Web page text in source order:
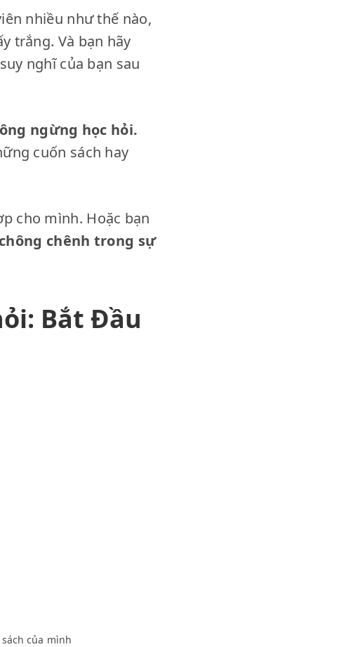
nhiều như thế nào,
trắng. Và bạn hãy
nghĩ của bạn sau
ngừng học hỏi.
cuốn sách hay
cho mình. Hoặc bạn
chênh trong sự
Bắt Đầu
của mình